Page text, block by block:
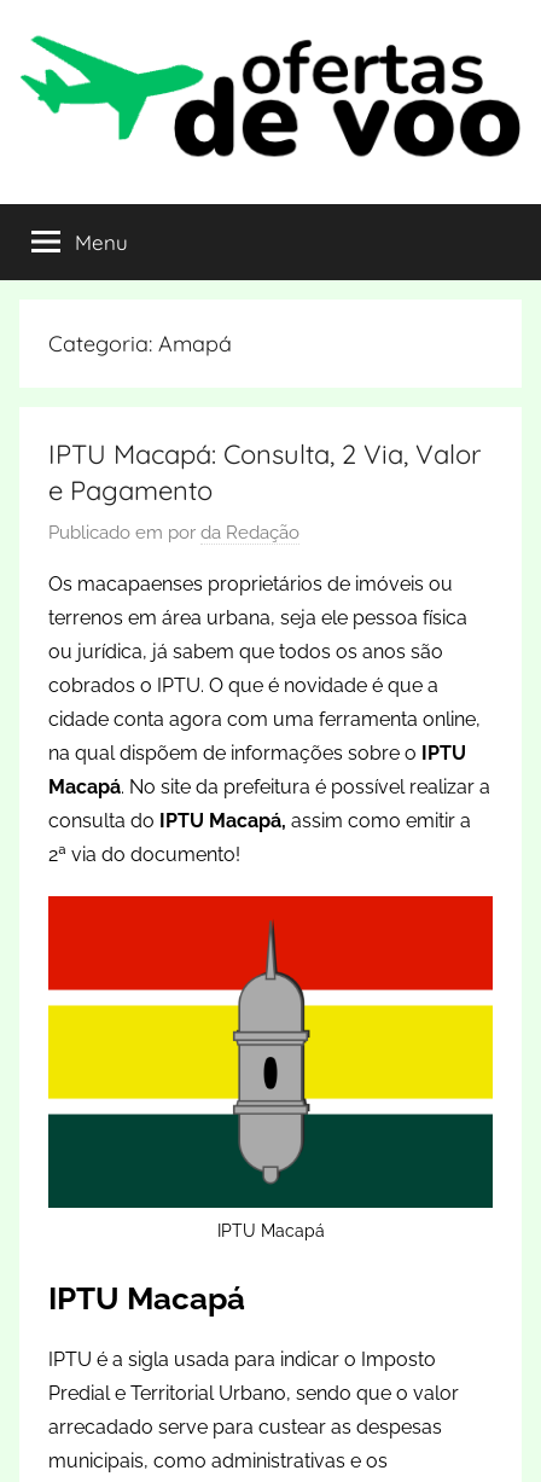
para
conteúdo
Ofertas
de
Voo
destino
pagando
Menu
Categoria: Amapá
IPTU Macapá: Consulta, 2 Via, Valor
e Pagamento
Publicado em por da Redação
Os macapaenses proprietários de imóveis ou
terrenos em área urbana, seja ele pessoa física
ou jurídica, já sabem que todos os anos são
cobrados o IPTU. O que é novidade é que a
cidade conta agora com uma ferramenta online,
na qual dispõem de informações sobre o IPTU
Macapá. No site da prefeitura é possível realizar a
consulta do IPTU Macapá, assim como emitir a
2ª via do documento!
IPTU Macapá
IPTU Macapá
IPTU é a sigla usada para indicar o Imposto
Predial e Territorial Urbano, sendo que o valor
arrecadado serve para custear as despesas
municipais, como administrativas e os